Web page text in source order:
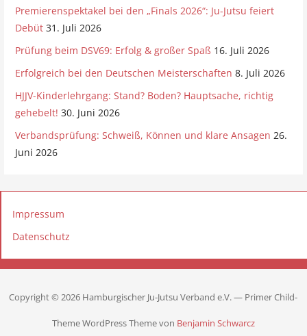
Premierenspektakel bei den „Finals 2026“: Ju-Jutsu feiert
Debüt 31. Juli 2026
Prüfung beim DSV69: Erfolg & großer Spaß 16. Juli 2026
Erfolgreich bei den Deutschen Meisterschaften 8. Juli 2026
HJJV-Kinderlehrgang: Stand? Boden? Hauptsache, richtig
gehebelt! 30. Juni 2026
Verbandsprüfung: Schweiß, Können und klare Ansagen 26.
Juni 2026
Impressum
Datenschutz
Copyright © 2026 Hamburgischer Ju-Jutsu Verband e.V. — Primer Child-
Theme WordPress Theme von Benjamin Schwarcz